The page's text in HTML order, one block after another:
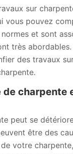
sur
vous pouvez
et sont
très
des travaux
de
peut se
être des
votre